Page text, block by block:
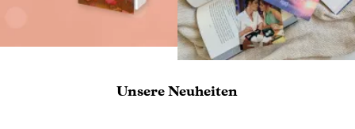
Unsere Neuheiten